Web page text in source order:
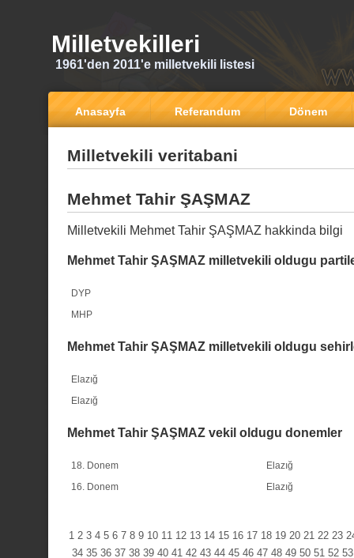
Milletvekilleri
1961'den 2011'e milletvekili listesi
Anasayfa Referandum Dönem
Milletvekili veritabani
Mehmet Tahir ŞAŞMAZ
Milletvekili Mehmet Tahir ŞAŞMAZ hakkinda bilgi
Mehmet Tahir ŞAŞMAZ milletvekili oldugu
DYP
MHP
Mehmet Tahir ŞAŞMAZ milletvekili oldugu
Elazığ
Elazığ
Mehmet Tahir ŞAŞMAZ vekil oldugu donemler
18. Donem
Elazığ
16. Donem
Elazığ
1 2 3 4 5 6 7 8 9 10 11 12 13 14 15 16 17 18 19 20 21 22 23
34 35 36 37 38 39 40 41 42 43 44 45 46 47 48 49 50 51 52 53